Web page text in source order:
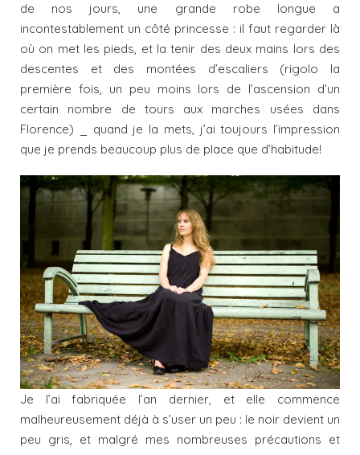
de nos jours, une grande robe longue a
incontestablement un côté princesse : il faut regarder là
où on met les pieds, et la tenir des deux mains lors des
descentes et des montées d’escaliers (rigolo la
première fois, un peu moins lors de l’ascension d’un
certain nombre de tours aux marches usées dans
Florence) _ quand je la mets, j’ai toujours l’impression
que je prends beaucoup plus de place que d’habitude!
Je l’ai fabriquée l’an dernier, et elle commence
malheureusement déjà à s’user un peu : le noir devient un
peu gris, et malgré mes nombreuses précautions et